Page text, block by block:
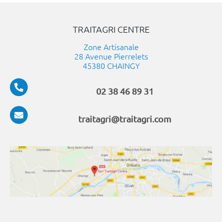
TRAITAGRI CENTRE
Zone Artisanale
28 Avenue Pierrelets
45380 CHAINGY
02 38 46 89 31
traitagri@traitagri.com